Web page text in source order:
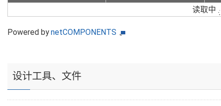
读取中
Powered bynetCOMPONENTS
设计工具、文件